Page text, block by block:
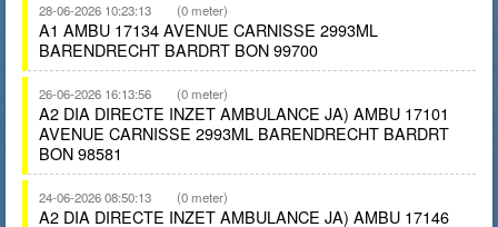
28-06-2026 10:23:13 (0 meter)
A1 AMBU 17134 AVENUE CARNISSE 2993ML
BARENDRECHT BARDRT BON 99700
26-06-2026 16:13:56 (0 meter)
A2 DIA DIRECTE INZET AMBULANCE JA) AMBU 17101
AVENUE CARNISSE 2993ML BARENDRECHT BARDRT
BON 98581
24-06-2026 08:50:13 (0 meter)
A2 DIA DIRECTE INZET AMBULANCE JA) AMBU 17146